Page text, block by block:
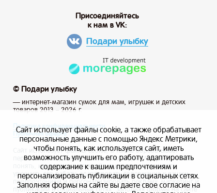
© Подари улыбку
— интернет-магазин сумок для мам, игрушек и детских
товаров 2013 – 2026 г.
Присоединяйтесь
к нам в VK:
Подари улыбку
Политика конфиденциальности
Публичная оферта
Сайт использует файлы cookie, а также обрабатывает
персональные данные с помощью Яндекс Метрики, чтобы
понять, как используется сайт, и иметь возможность
улучшить его работу, адаптировать содержание к вашим
предпочтениям и персонализировать рекламу, маркетинг и
публикации в социальных сетях. Заполняя формы на сайте
Сайт использует файлы cookie, а также обрабатывает
персональные данные с помощью Яндекс Метрики,
чтобы понять, как используется сайт, иметь
возможность улучшить его работу, адаптировать
содержание к вашим предпочтениям и
персонализировать публикации в социальных сетях.
Заполняя формы на сайте вы даете свое согласие на